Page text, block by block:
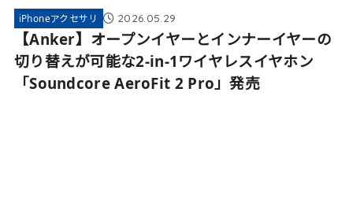
iPhoneアクセサリ 2026.05.29
【Anker】オープンイヤーとインナーイヤーの
切り替えが可能な2-in-1ワイヤレスイヤホン
「Soundcore AeroFit 2 Pro」発売